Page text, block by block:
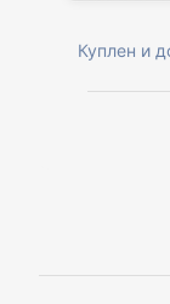
Куплен и